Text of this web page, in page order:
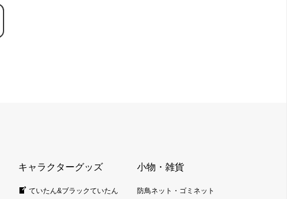
キャラクターグッズ
ていたん&ブラックていたん
小物・雑貨
防鳥ネット・ゴミネット